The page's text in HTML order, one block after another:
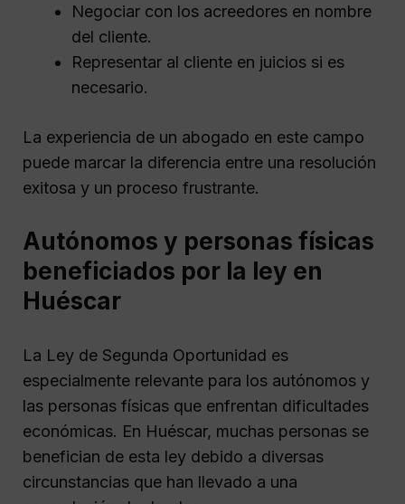
Negociar con los acreedores en nombre
del cliente.
Representar al cliente en juicios si es
necesario.
La experiencia de un abogado en este campo
puede marcar la diferencia entre una resolución
exitosa y un proceso frustrante.
Autónomos y personas físicas
beneficiados por la ley en
Huéscar
La Ley de Segunda Oportunidad es
especialmente relevante para los autónomos y
las personas físicas que enfrentan dificultades
económicas. En Huéscar, muchas personas se
benefician de esta ley debido a diversas
circunstancias que han llevado a una